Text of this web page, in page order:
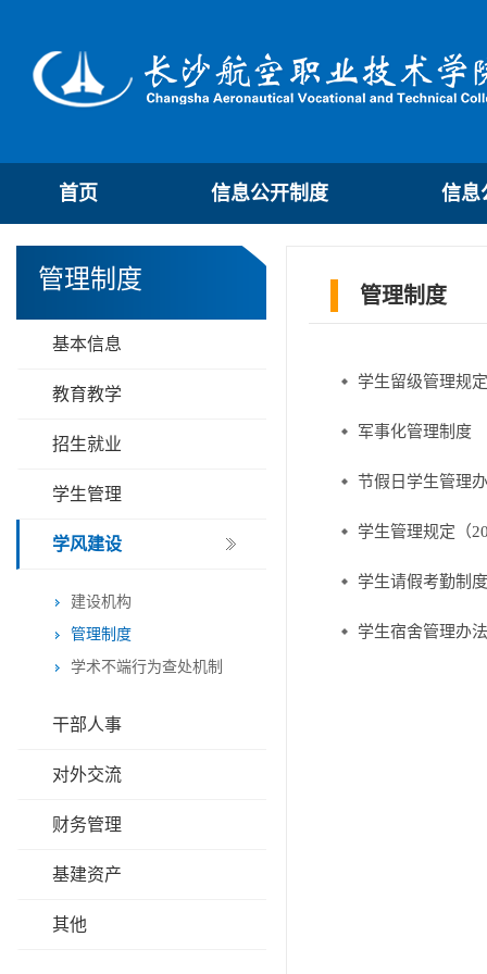
首页 信息公开制度 信息
管理制度
基本信息
教育教学
招生就业
学生管理
学风建设
建设机构
管理制度
学术不端行为查处机制
干部人事
对外交流
财务管理
基建资产
其他
管理制度
学生留级管理规
军事化管理制度
节假日学生管理
学生管理规定（
学生请假考勤制度
学生宿舍管理办